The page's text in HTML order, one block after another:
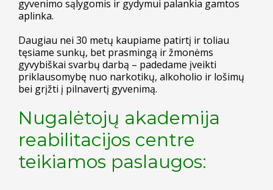
gyvenimo sąlygomis ir gydymui palankia gamtos
aplinka.
Daugiau nei 30 metų kaupiame patirtį ir toliau
tęsiame sunkų, bet prasmingą ir žmonėms
gyvybiškai svarbų darbą – padedame įveikti
priklausomybę nuo narkotikų, alkoholio ir lošimų
bei grįžti į pilnavertį gyvenimą.
Nugalėtojų akademija
reabilitacijos centre
teikiamos paslaugos: